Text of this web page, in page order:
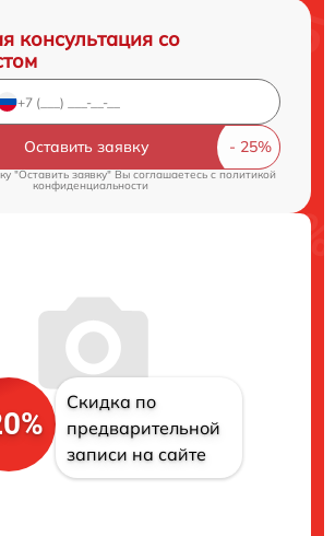
консультация со
Оставить заявку
"Оставить заявку" Вы соглашаетесь c политикой
конфиденциальности
Скидка по
предварительной
записи на сайте